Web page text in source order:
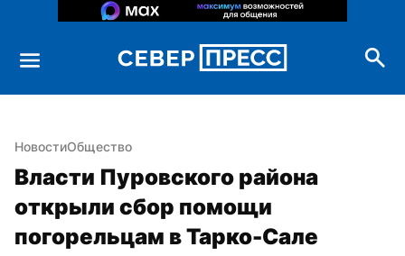
НовостиОбщество
Власти Пуровского района
открыли сбор помощи
погорельцам в Тарко-Сале